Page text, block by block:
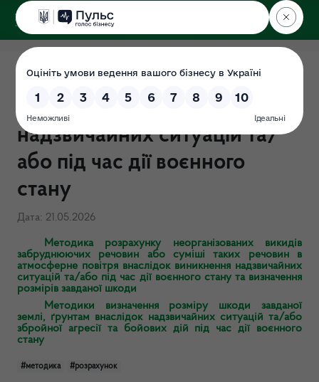
ДЕРЖЕКОІНСПЕКЦІЯ
у Чернігівській області
Методики розрахунку
розмірів шкоди, внаслідок
надзвичайних ситуацій та/
або під час дії воєнного
стану
Дата: 21.05.2026
Методика розрахунку неорганізованих викидів
забруднюючих речовин або суміші таких речовин в
атмосферне повітря внаслідок виникнення надзвичайних
ситуацій та/або під час дії воєнного стану та визначення
розмірів завданої шкоди
Методики визначення розміру шкоди завданої
землі, ґрунтам внаслідок надзвичайних ситуацій та/або
збройної агресії та бойових дій під час дії воєнного
стану
#методика #розрахунок